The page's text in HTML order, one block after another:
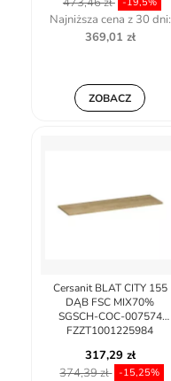
Najniższa cena z 30 dni:
369,01 zł
ZOBACZ
Cersanit BLAT CITY 155
DĄB FSC MIX70%
SGSCH-COC-007574
FZZT1001225984
317,29 zł
374,39 zł -15,25%